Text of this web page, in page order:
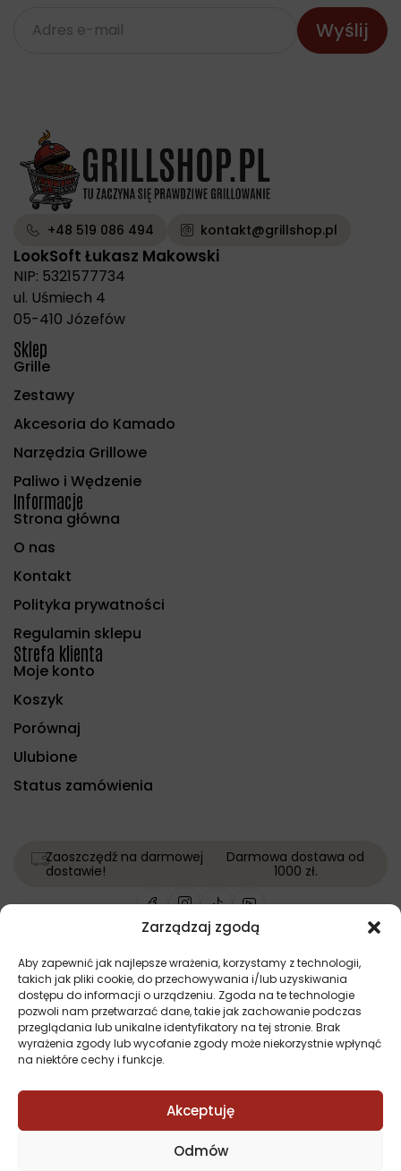
Zarządzaj zgodą
Aby zapewnić jak najlepsze wrażenia, korzystamy z technologii,
takich jak pliki cookie, do przechowywania i/lub uzyskiwania
dostępu do informacji o urządzeniu. Zgoda na te technologie
pozwoli nam przetwarzać dane, takie jak zachowanie podczas
przeglądania lub unikalne identyfikatory na tej stronie. Brak
wyrażenia zgody lub wycofanie zgody może niekorzystnie wpłynąć
na niektóre cechy i funkcje.
Akceptuję
Odmów
+48 519 086 494 kontakt@grillshop.pl
LookSoft Łukasz Makowski
NIP: 5321577734
ul. Uśmiech 4
05-410 Józefów
Sklep
Grille
Zestawy
Akcesoria do Kamado
Narzędzia Grillowe
Paliwo i Wędzenie
Informacje
Strona główna
O nas
Kontakt
Polityka prywatności
Regulamin sklepu
Strefa klienta
Moje konto
Koszyk
Porównaj
Ulubione
Status zamówienia
Zaoszczędź na darmowej
dostawie!
Darmowa dostawa od
1000 zł.
wykonanie:Softi.pl